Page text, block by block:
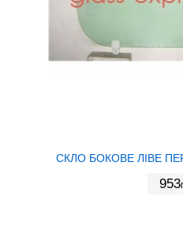
СКЛО БОКОВЕ ЛІВЕ
953